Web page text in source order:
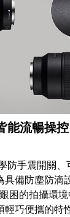
能流暢操
防手震開關
具備防塵防滴
艱困的拍攝環
輕巧便攜的特